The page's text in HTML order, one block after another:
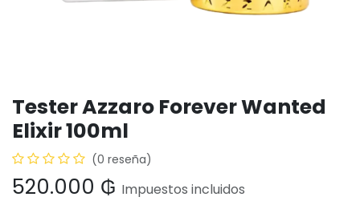
Tester Azzaro Forever Wanted
Elixir 100ml
(0 reseña)
520.000 ₲ Impuestos incluidos